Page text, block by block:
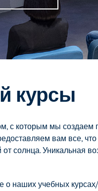
курсы
с которым мы создаем
вам все,
солнца. Уникальная
о наших учебных